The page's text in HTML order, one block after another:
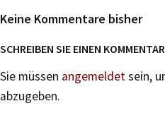
Keine Kommentare bisher
SCHREIBEN SIE EINEN KOMMENTAR
Sie müssen angemeldetsein,
abzugeben.